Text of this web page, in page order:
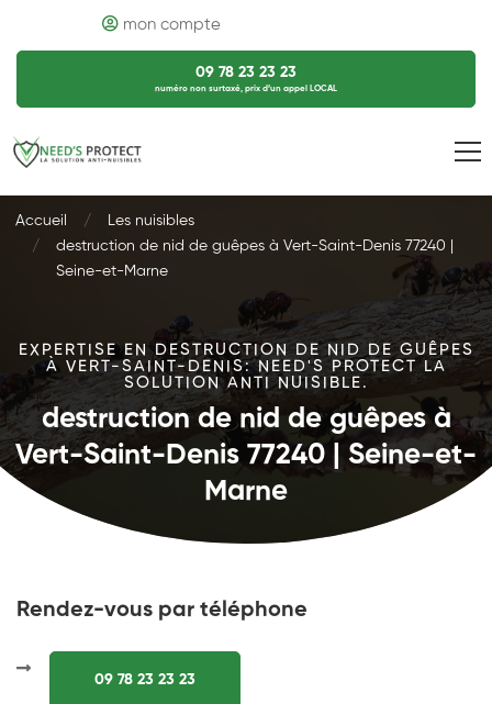
mon compte
09 78 23 23 23
numéro non surtaxé, prix d’un appel LOCAL
Accueil
Les nuisibles
destruction de nid de guêpes à Vert-Saint-Denis 77240 |
Seine-et-Marne
EXPERTISE EN DESTRUCTION DE NID DE GUÊPES
À VERT-SAINT-DENIS: NEED'S PROTECT LA
SOLUTION ANTI NUISIBLE.
destruction de nid de guêpes à
Vert-Saint-Denis 77240 | Seine-et-
Marne
Rendez-vous par téléphone
09 78 23 23 23